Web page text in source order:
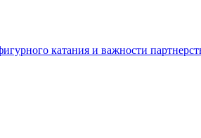
катания и важности